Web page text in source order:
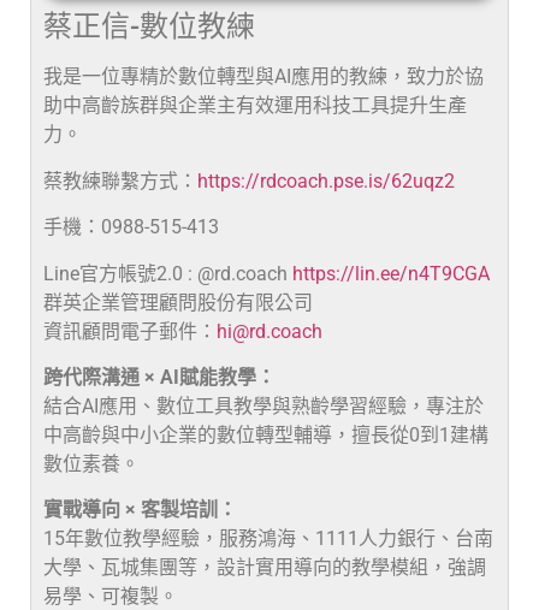
蔡正信-數位教練
我是一位專精於數位轉型與AI應用的教練，致力於協
助中高齡族群與企業主有效運用科技工具提升生產
力。
蔡教練聯繫方式： https://rdcoach.pse.is/62uqz2
手機：0988-515-413
Line官方帳號2.0 : @rd.coach https://lin.ee/n4T9CGA
群英企業管理顧問股份有限公司
資訊顧問電子郵件： hi@rd.coach
跨代際溝通 × AI賦能教學：
結合AI應用、數位工具教學與熟齡學習經驗，專注於
中高齡與中小企業的數位轉型輔導，擅長從0到1建構
數位素養。
實戰導向 × 客製培訓：
15年數位教學經驗，服務鴻海、1111人力銀行、台南
大學、瓦城集團等，設計實用導向的教學模組，強調
易學、可複製。